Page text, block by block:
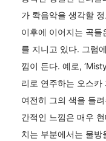
가 롹음악을 생각할
이후에 이어지는 곡들
를 지니고 있다. 그럼
낌이 든다. 예로,
리로 연주하는 오스
여전히 그의 색을 들
간적인 느낌은 매우
치는 부분에서는 물방